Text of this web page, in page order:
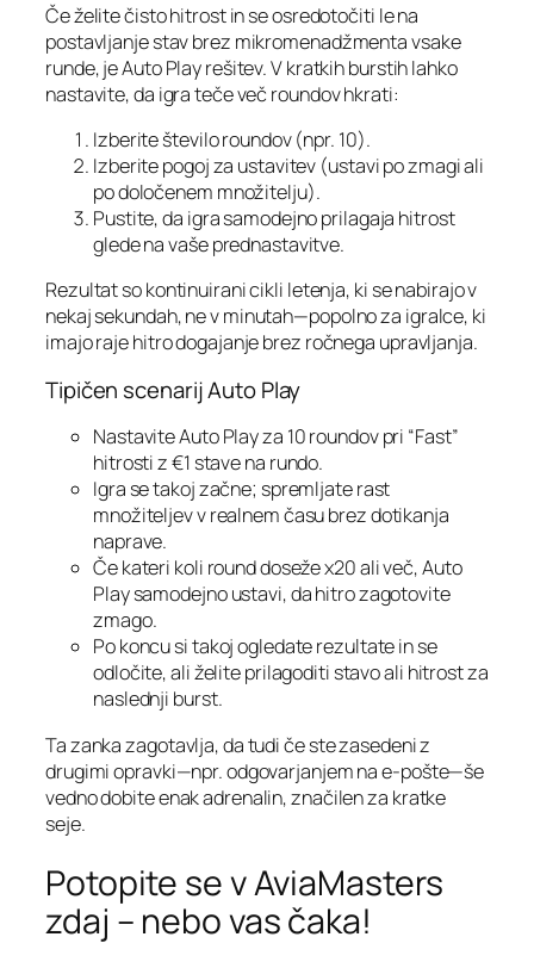
Če želite čisto hitrost in se osredotočiti le na
postavljanje stav brez mikromenadžmenta vsake
runde, je Auto Play rešitev. V kratkih burstih lahko
nastavite, da igra teče več roundov hkrati:
Izberite število roundov (npr. 10).
Izberite pogoj za ustavitev (ustavi po zmagi ali
po določenem množitelju).
Pustite, da igra samodejno prilagaja hitrost
glede na vaše prednastavitve.
Rezultat so kontinuirani cikli letenja, ki se nabirajo v
nekaj sekundah, ne v minutah—popolno za igralce, ki
imajo raje hitro dogajanje brez ročnega upravljanja.
Tipičen scenarij Auto Play
Nastavite Auto Play za 10 roundov pri “Fast”
hitrosti z €1 stave na rundo.
Igra se takoj začne; spremljate rast
množiteljev v realnem času brez dotikanja
naprave.
Če kateri koli round doseže x20 ali več, Auto
Play samodejno ustavi, da hitro zagotovite
zmago.
Po koncu si takoj ogledate rezultate in se
odločite, ali želite prilagoditi stavo ali hitrost za
naslednji burst.
Ta zanka zagotavlja, da tudi če ste zasedeni z
drugimi opravki—npr. odgovarjanjem na e‑pošte—še
vedno dobite enak adrenalin, značilen za kratke
seje.
Potopite se v AviaMasters
zdaj – nebo vas čaka!